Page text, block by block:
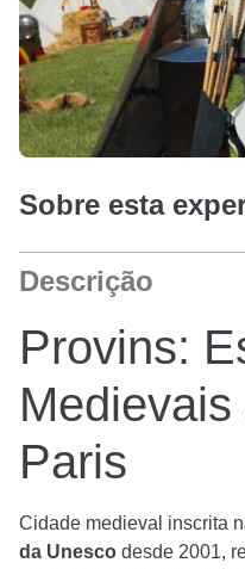
Sobre esta
Descrição
Provins:
Paris
Cidade medieval inscrita
da Unesco desde 2001,